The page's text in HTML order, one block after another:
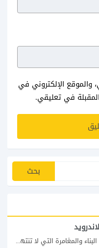
والموقع الإلكتروني في
في تعليقي.
انضم الى التليجرام لعبة البناء والمغامرة التي لا تنتهي Minecraft إذا كنت تبحث عن...